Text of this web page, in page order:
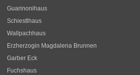
Guarinonihaus
Schiestlhaus
Wallpachhaus
Erzherzogin Magdalena Brunnen
Garber Eck
Fuchshaus